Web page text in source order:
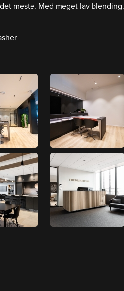
meste. Med meget lav blending.